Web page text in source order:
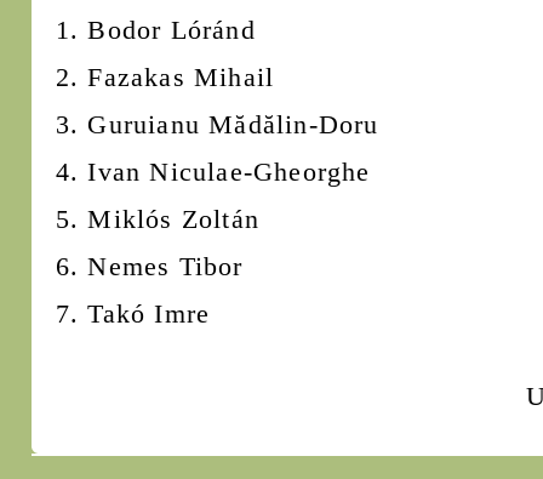
1. Bodor Lóránd
2. Fazakas Mihail
3. Guruianu Mădălin-Doru
4. Ivan Niculae-Gheorghe
5. Miklós Zoltán
6. Nemes Tibor
7. Takó Imre